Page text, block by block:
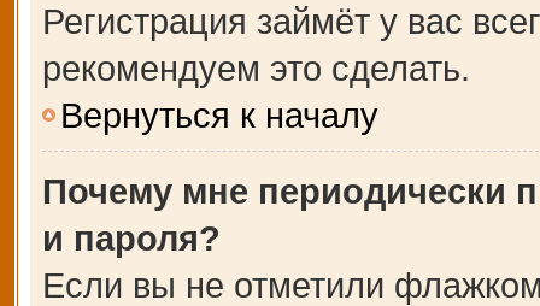
Регистрация займёт у вас
рекомендуем это сделать.
Вернуться к началу
Почему мне периодически
и пароля?
Если вы не отметили